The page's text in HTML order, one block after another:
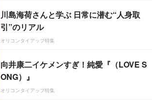
川島海荷さんと学ぶ 日常に潜む“人身取
引”のリアル
オリコンタイアップ特集
向井康二イケメンすぎ！純愛『（LOVE S
ONG）』
オリコンタイアップ特集